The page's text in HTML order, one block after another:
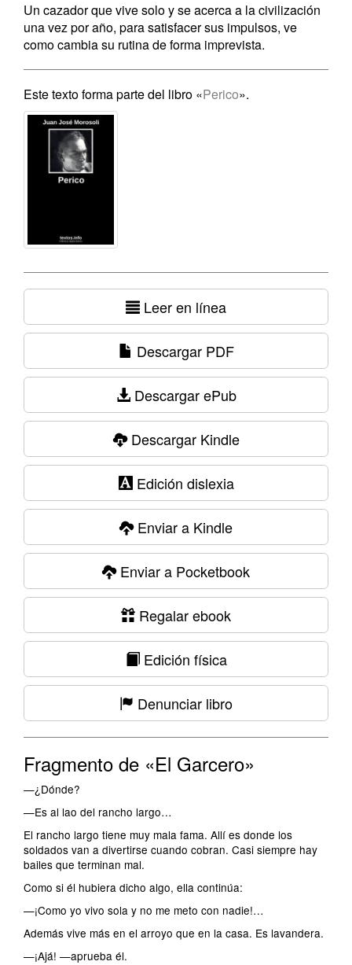
Un cazador que vive solo y se acerca a la civilización
una vez por año, para satisfacer sus impulsos, ve
como cambia su rutina de forma imprevista.
Este texto forma parte del libro «Perico».
Leer en línea
Descargar PDF
Descargar ePub
Descargar Kindle
Edición dislexia
Enviar a Kindle
Enviar a Pocketbook
Regalar ebook
Edición física
Denunciar libro
Fragmento de «El Garcero»
—¿Dónde?
—Es al lao del rancho largo…
El rancho largo tiene muy mala fama. Allí es donde los
soldados van a divertirse cuando cobran. Casi siempre hay
bailes que terminan mal.
Como si él hubiera dicho algo, ella continúa:
—¡Como yo vivo sola y no me meto con nadie!…
Además vive más en el arroyo que en la casa. Es lavandera.
—¡Ajá! —aprueba él.